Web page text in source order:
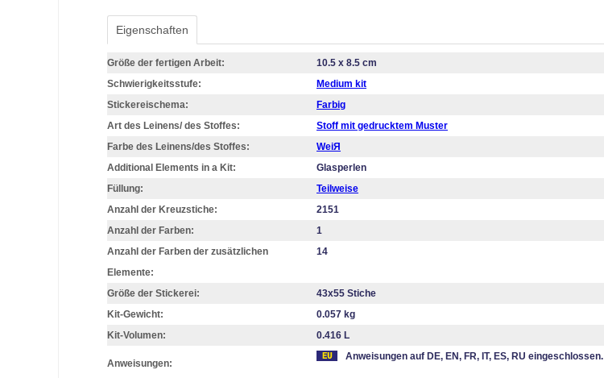
Eigenschaften
Größe der fertigen Arbeit:
10.5 x 8.5 cm
Schwierigkeitsstufe:
Medium kit
Stickereischema:
Farbig
Art des Leinens/ des Stoffes:
Stoff mit gedrucktem Muster
Farbe des Leinens/des Stoffes:
WeiЯ
Additional Elements in a Kit:
Glasperlen
Füllung:
Teilweise
Anzahl der Kreuzstiche:
2151
Anzahl der Farben:
1
Anzahl der Farben der zusätzlichen
Elemente:
14
Größe der Stickerei:
43х55 Stiche
Kit-Gewicht:
0.057 kg
Kit-Volumen:
0.416 L
Anweisungen:
Anweisungen auf DE, EN, FR, IT, ES, RU eingeschlossen.